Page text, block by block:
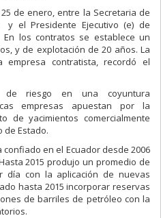
de enero, entre la Secretaria de
y el Presidente Ejecutivo (e) de
En los contratos se establece un
y de explotación de 20 años. La
contratista, recordó el
de riesgo en una coyuntura
empresas apuestan por la
de yacimientos comercialmente
de Estado.
en el Ecuador desde 2006
2015 produjo un promedio de
día con la aplicación de nuevas
hasta 2015 incorporar reservas
de barriles de petróleo con la